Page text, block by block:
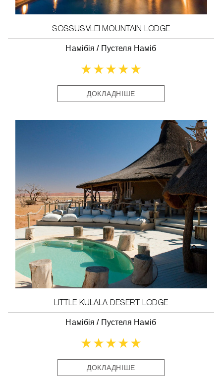
SOSSUSVLEI MOUNTAIN LODGE
Намібія / Пустеля Наміб
ДОКЛАДНІШЕ
LITTLE KULALA DESERT LODGE
Намібія / Пустеля Наміб
ДОКЛАДНІШЕ